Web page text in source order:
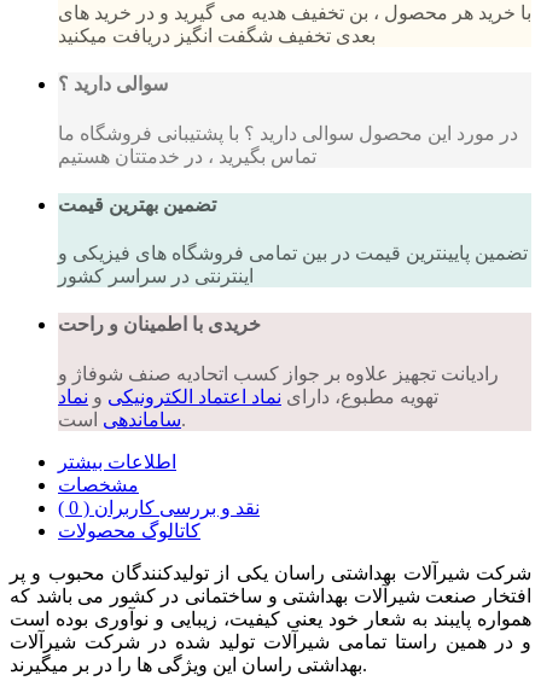
با خرید هر محصول ، بن تخفیف هدیه می گیرید و در خرید های
بعدی تخفیف شگفت انگیز دریافت میکنید
سوالی دارید ؟
در مورد این محصول سوالی دارید ؟ با پشتیبانی فروشگاه ما
تماس بگیرید ، در خدمتتان هستیم
تضمین بهترین قیمت
تضمین پایینترین قیمت در بین تمامی فروشگاه های فیزیکی و
اینترنتی در سراسر کشور
خریدی با اطمینان و راحت
رادیانت تجهیز علاوه بر جواز کسب اتحادیه صنف شوفاژ و
تهویه مطبوع، دارای نماد اعتماد الکترونیکی و نماد
ساماندهیاست.
اطلاعات بیشتر
مشخصات
نقد و بررسی کاربران ( 0 )
کاتالوگ محصولات
شرکت شیرآلات بهداشتی راسان یکی از تولیدکنندگان محبوب و پر
افتخار صنعت شیرآلات بهداشتی و ساختمانی در کشور می باشد که
همواره پایبند به شعار خود یعنی کیفیت، زیبایی و نوآوری بوده است
و در همین راستا تمامی شیرآلات تولید شده در شرکت شیرآلات
بهداشتی راسان این ویژگی ها را در بر میگیرند.